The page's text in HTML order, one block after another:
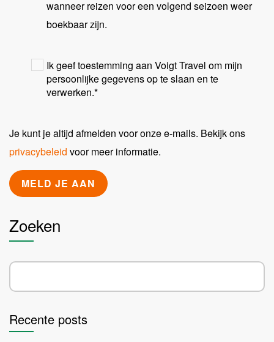
wanneer reizen voor een volgend seizoen weer
boekbaar zijn.
Ik geef toestemming aan Voigt Travel om mijn
persoonlijke gegevens op te slaan en te
verwerken.*
Je kunt je altijd afmelden voor onze e-mails. Bekijk ons
privacybeleid voor meer informatie.
Zoeken
Recente posts